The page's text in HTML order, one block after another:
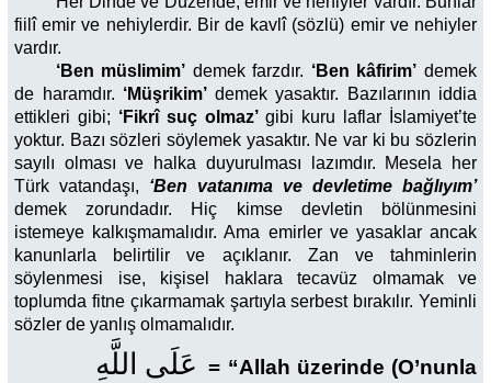
fiilî emir ve nehiylerdir. Bir de kavlî (sözlü) emir ve nehiyler
vardır.
‘Ben müslimim’ demek farzdır. ‘Ben kâfirim’ demek
de haramdır. ‘Müşrikim’ demek yasaktır. Bazılarının iddia
ettikleri gibi; ‘Fikrî suç olmaz’gibi kuru laflar İslamiyet’te
yoktur. Bazı sözleri söylemek yasaktır. Ne var ki bu sözlerin
sayılı olması ve halka duyurulması lazımdır. Mesela her
Türk vatandaşı, ‘Ben vatanıma ve devletime bağlıyım’
demek zorundadır. Hiç kimse devletin bölünmesini
istemeye kalkışmamalıdır. Ama emirler ve yasaklar ancak
kanunlarla belirtilir ve açıklanır. Zan ve tahminlerin
söylenmesi ise, kişisel haklara tecavüz olmamak ve
toplumda fitne çıkarmamak şartıyla serbest bırakılır. Yeminli
sözler de yanlış olmamalıdır.
اللَّهِ عَلَى = “Allah üzerinde (O’nunla